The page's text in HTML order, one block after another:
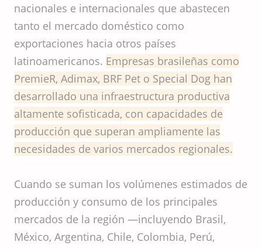
nacionales e internacionales que abastecen
tanto el mercado doméstico como
exportaciones hacia otros países
latinoamericanos. Empresas brasileñas como
PremieR, Adimax, BRF Pet o Special Dog han
desarrollado una infraestructura productiva
altamente sofisticada, con capacidades de
producción que superan ampliamente las
necesidades de varios mercados regionales.
Cuando se suman los volúmenes estimados de
producción y consumo de los principales
mercados de la región —incluyendo Brasil,
México, Argentina, Chile, Colombia, Perú,